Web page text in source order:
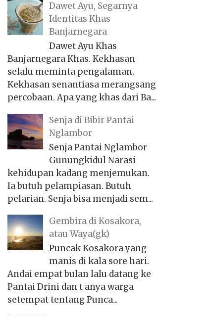
Dawet Ayu, Segarnya
Identitas Khas
Banjarnegara
Dawet Ayu Khas
Banjarnegara Khas. Kekhasan
selalu meminta pengalaman.
Kekhasan senantiasa merangsang
percobaan. Apa yang khas dari Ba...
Senja di Bibir Pantai
Nglambor
Senja Pantai Nglambor
Gunungkidul Narasi
kehidupan kadang menjemukan.
Ia butuh pelampiasan. Butuh
pelarian. Senja bisa menjadi sem...
Gembira di Kosakora,
atau Waya(gk)
Puncak Kosakora yang
manis di kala sore hari.
Andai empat bulan lalu datang ke
Pantai Drini dan t anya warga
setempat tentang Punca...